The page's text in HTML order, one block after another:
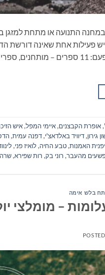
במחנה התנועה או מתחת למזגן
פעילות אחת שאינה דורשת
ונסיעה, התארגנות ממושכת ואפילו שיחה: קריאת ספרים. וההצעה
,אופרת הקבצנים,איימי המפל,איש
גירון,דיוויד באלדאצ'י,דפנה עמית,
האמנות,טבע החיה,לואיז פני,
מהעבר, רוני בק, רות שפירא,שרה
בלש אימה
– מומלצי יולי